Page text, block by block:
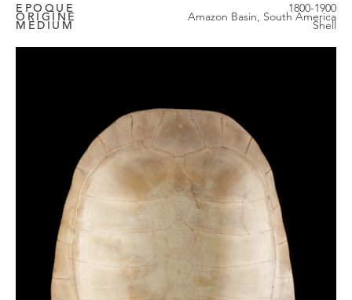
EPOQUE 1800-1900
ORIGINE Amazon Basin, South America
MEDIUM Shell